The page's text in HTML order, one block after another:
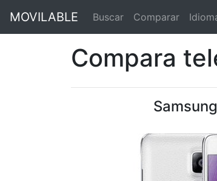
MOVILABLE Buscar Comparar
Compara